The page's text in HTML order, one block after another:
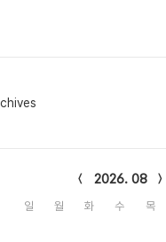
2026. 08
일 월 화 수 목